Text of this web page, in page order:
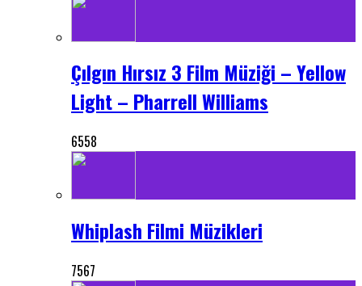
Çılgın Hırsız 3 Film Müziği – Yellow
Light – Pharrell Williams
6558
Whiplash Filmi Müzikleri
7567